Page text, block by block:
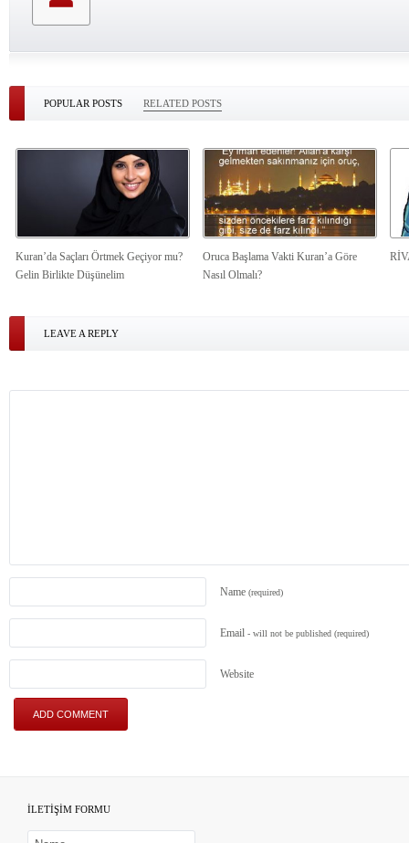
POPULAR POSTS RELATED POSTS
Kuran’da Saçları Örtmek Geçiyor mu?
Gelin Birlikte Düşünelim
Oruca Başlama Vakti Kuran’a Göre
Nasıl Olmalı?
LEAVE A REPLY
Name (required)
Email - will not be published (required)
Website
İLETİŞİM FORMU